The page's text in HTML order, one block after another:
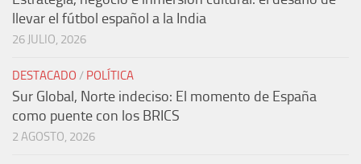
llevar el fútbol español a la India
26 JULIO, 2026
DESTACADO / POLÍTICA
Sur Global, Norte indeciso: El momento de España
como puente con los BRICS
2 AGOSTO, 2026